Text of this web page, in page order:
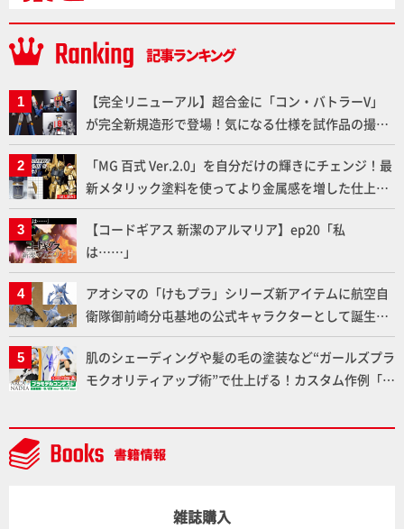
【完全リニューアル】超合金に「コン・バトラーV」
が完全新規造形で登場！気になる仕様を試作品の撮り
下ろしでご紹介!!さらに「大鉄人17」＆「ワンエイ
ト」セット情報もお届け！【超合金の魂】
「MG 百式 Ver.2.0」を自分だけの輝きにチェンジ！最
新メタリック塗料を使ってより金属感を増した仕上が
りに!!【試し読み】
【コードギアス 新潔のアルマリア】ep20「私
は……」
アオシマの「けもプラ」シリーズ新アイテムに航空自
衛隊御前崎分屯基地の公式キャラクターとして誕生し
た「おまねこ」が着任！けもプラ公式サイト限定版と
通常版の2ラインで発売！
肌のシェーディングや髪の毛の塗装など“ガールズプラ
モクオリティアップ術”で仕上げる！カスタム作例「白
デルコンテスト」～8月17日（月）11:59まで応募受付
中】
雑誌購入